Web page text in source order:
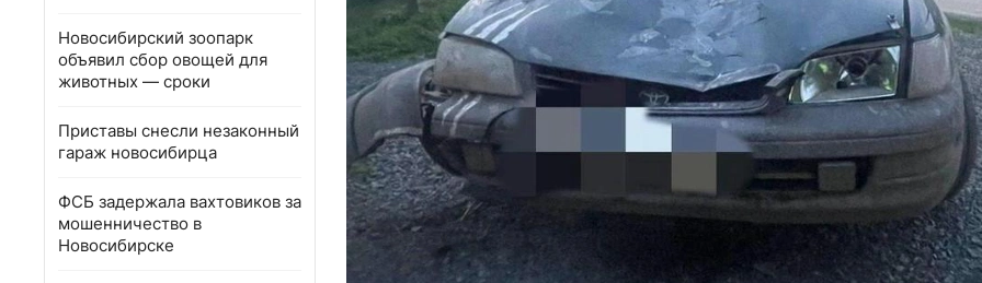
Новосибирский зоопарк
объявил сбор овощей для
животных — сроки
Приставы снесли незаконный
гараж новосибирца
ФСБ задержала вахтовиков за
мошенничество в
Новосибирске